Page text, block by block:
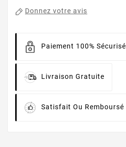
Donnez votre avis
Paiement 100% Sécurisé
Livraison Gratuite
Satisfait Ou Remboursé